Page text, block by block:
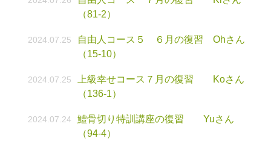
（81-2）
2024.07.25
自由人コース５ ６月の復習 Ohさん
（15-10）
2024.07.25
上級幸せコース７月の復習 Koさん
（136-1）
2024.07.24
鱧骨切り特訓講座の復習 Yuさん
（94-4）